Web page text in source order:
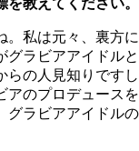
。私は元々、裏方に
グラビアアイドルと
らの人見知りですし
アのプロデュースを
グラビアアイドルの